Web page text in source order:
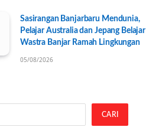
Sasirangan Banjarbaru Mendunia,
Pelajar Australia dan Jepang Belajar
Wastra Banjar Ramah Lingkungan
05/08/2026
CARI